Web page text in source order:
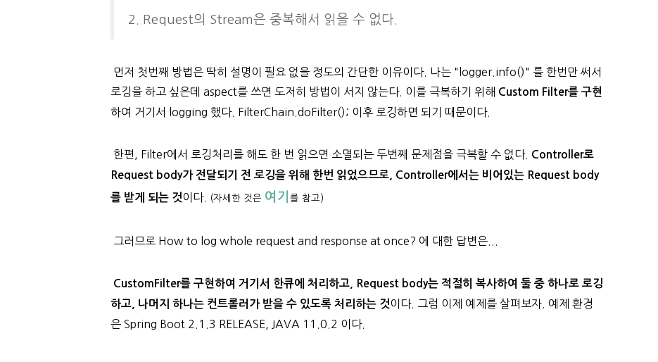
2. Request의 Stream은 중복해서 읽을 수 없다.
먼저 첫번째 방법은 딱히 설명이 필요 없을 정도의 간단한 이유이다. 나는 "logger.info()" 를 한번만 써서
로깅을 하고 싶은데 aspect를 쓰면 도저히 방법이 서지 않는다. 이를 극복하기 위해 Custom Filter를 구현
하여 거기서 logging 했다. FilterChain.doFilter(); 이후 로깅하면 되기 때문이다.
한편, Filter에서 로깅처리를 해도 한 번 읽으면 소멸되는 두번째 문제점을 극복할 수 없다. Controller로
Request body가 전달되기 전 로깅을 위해 한번 읽었으므로,
Controller에서는 비어있는 Request body
를 받게 되는 것이다. (자세한 것은 여기 를 참고)
그러므로 How to log whole request and response at once? 에 대한 답변은...
CustomFilter를 구현하여 거기서 한큐에 처리하고, Request body는 적절히 복사하여 둘 중 하나로 로깅
하고, 나머지 하나는 컨트롤러가 받을 수 있도록 처리하는 것이다. 그럼 이제 예제를 살펴보자. 예제 환경
은 Spring Boot 2.1.3 RELEASE, JAVA 11.0.2 이다.